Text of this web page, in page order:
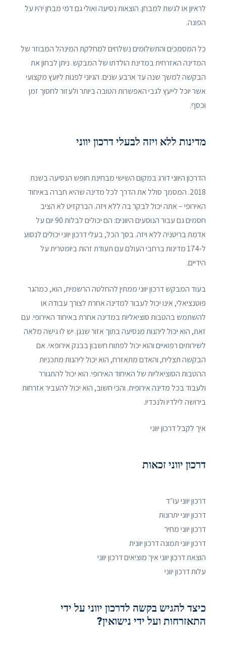
לראיון או לגשת למבחן. הוצאות נסיעה ואולי גם דמי מבחן יהיו על
הפונה.
כל המסמכים והתשלומים נשלחים למחלקת המינהל המבוזר של
המדינה האזרחית במדינת הולדתו של המבקש. ניתן לבחון את
הבקשה למשך שנה עד ארבע שנים. הגיוני לפנות ליועץ מקצועי
אשר יוכל לייעץ לגבי האפשרות הטובה ביותר ולעזור לחסוך זמן
וכסף.
מדינות ללא ויזה לבעלי דרכון יווני
הדרכון היווני דורג במקום השישי מבחינת חופש הנסיעה בשנת
2018. המסמך סולל את הדרך לכל מדינה שהיא חברה באיחוד
האירופי – אתה יכול לבקר בה ללא ויזה. הברקזיט לא הציב
חסמים גם עבור הנוסעים היוונים: הם יכולים לבלות 90 יום על
אדמת בריטניה ללא ויזה. בסך הכל, בעלי דרכון יווני יכולים לנסוע
ל-174 מדינות ברחבי העולם עם תעודת זהות ביומטרית על
הידיים.
בעוד המבקש דרכון יווני ממתין להחלטה הרשמית, הוא, כמהגר
פוטנציאלי, אינו יכול לעבור למדינה אחרת לצורך עבודה או
להשתמש בהטבות סוציאליות במדינה אחרת באיחוד האירופי. עם
זאת, הוא יכול ליהנות מנסיעה בתוך אזור שנגן. יש לו גישה מלאה
לשירותים רפואיים והוא יכול לפתוח חשבון בבנק אירופאי. אם
הבקשה תצליח, והאדם מתאזרח, הוא יכול ליהנות מתכניות
ההטבות הסוציאליות של האיחוד האירופי. הוא יכול להתגורר
ולעבוד בכל מדינה אירופית. והכי חשוב, הוא יכול להעביר אזרחות
בירושה לילדיו ולנכדיו.
איך לקבל דרכון יווני
דרכון יווני זכאות
דרכון יווני עו״ד
דרכון יווני יתרונות
דרכון יווני מחיר
דרכון יווני תמונה דרכון יוונית
הוצאת דרכון יווני איך מוציאים דרכון יווני
עלות דרכון יווני
כיצד להגיש בקשה לדרכון יווני על ידי
התאזרחות ועל ידי נישואין?